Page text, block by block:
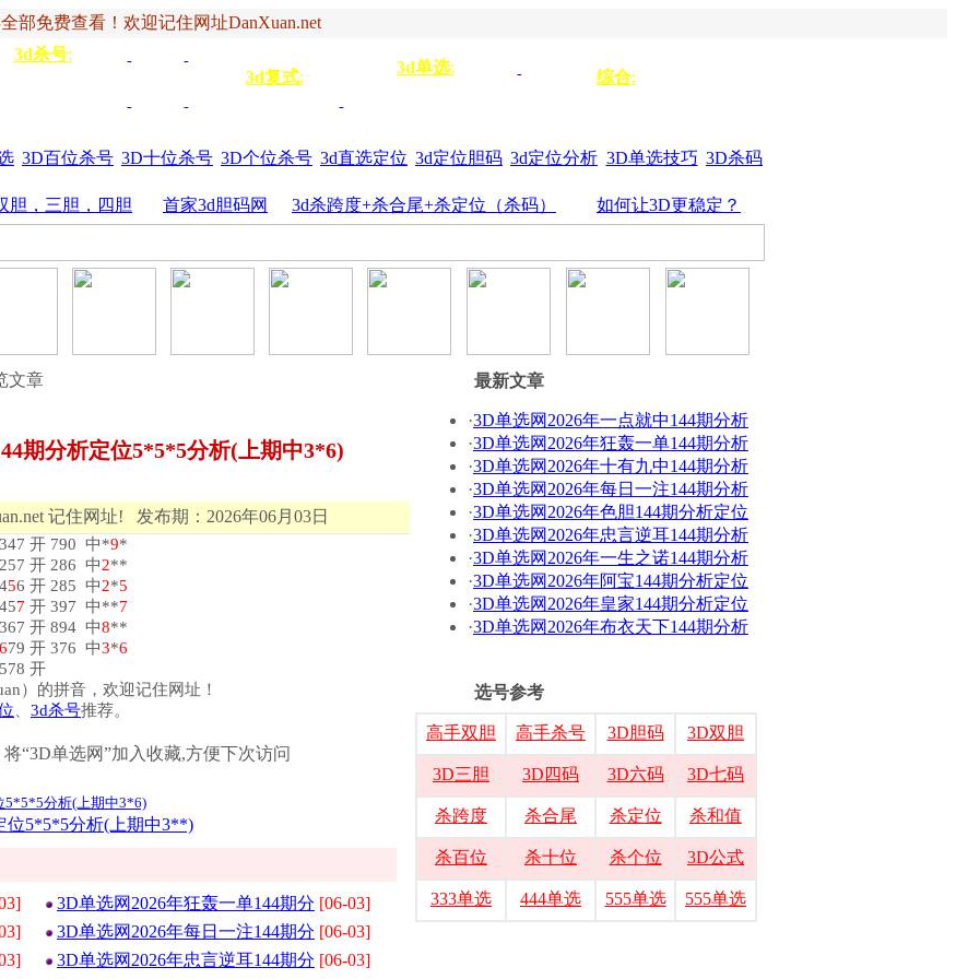
部免费查看！欢迎记住网址DanXuan.net
3d杀号:
3d复式:
3d单选:
综合:
3D百位杀号 3D十位杀号 3D个位杀号 3d直选定位 3d定位胆码 3d定位分析 3D单选技巧 3D杀码
胆，三胆，四胆 首家3d胆码网 3d杀跨度+杀合尾+杀定位（杀码） 如何让3D更稳定？
文章
期分析定位5*5*5分析(上期中3*6)
记住网址! 发布期：2026年06月03日
开 790 中*9*
开 286 中2**
56 开 285 中2*5
7 开 397 中**7
开 894 中8**
679 开 376 中3*6
开
）的拼音，欢迎记住网址！
3d杀号推荐。
将“3D单选网”加入收藏,方便下次访问
5*5*5分析(上期中3*6)
位5*5*5分析(上期中3**)
3D单选网2026年狂轰一单144期分 [06-03]
3D单选网2026年每日一注144期分 [06-03]
3D单选网2026年忠言逆耳144期分 [06-03]
最新文章
·3D单选网2026年一点就中144期分析
·3D单选网2026年狂轰一单144期分析
·3D单选网2026年十有九中144期分析
·3D单选网2026年每日一注144期分析
·3D单选网2026年色胆144期分析定位
·3D单选网2026年忠言逆耳144期分析
·3D单选网2026年一生之诺144期分析
·3D单选网2026年阿宝144期分析定位
·3D单选网2026年皇家144期分析定位
·3D单选网2026年布衣天下144期分析
选号参考
高手双胆 高手杀号 3D胆码 3D双胆
3D三胆 3D四码 3D六码 3D七码
杀跨度 杀合尾 杀定位 杀和值
杀百位 杀十位 杀个位 3D公式
333单选 444单选 555单选 555单选